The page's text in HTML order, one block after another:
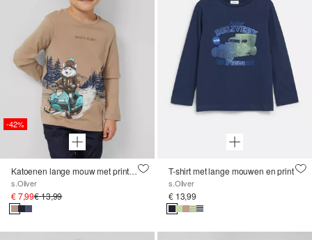
-42%
Katoenen lange mouw met print op de voorkant
s.Oliver
€ 7,99€ 13,99
T-shirt met lange mouwen en print
s.Oliver
€ 13,99